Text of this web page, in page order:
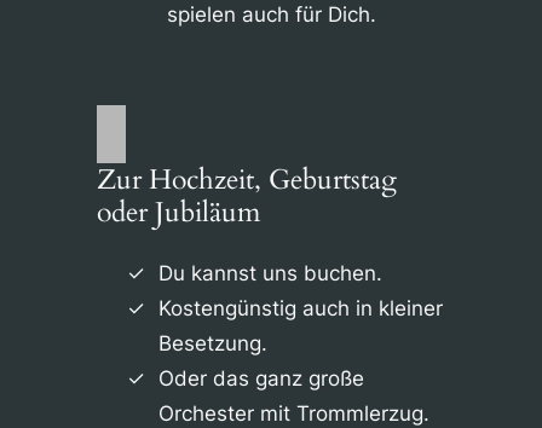
spielen auch für Dich.
Zur Hochzeit, Geburtstag
oder Jubiläum
Du kannst uns buchen.
Kostengünstig auch in kleiner
Besetzung.
Oder das ganz große
Orchester mit Trommlerzug.